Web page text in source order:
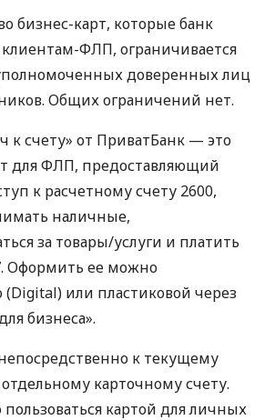
бизнес-карт, которые банк
ФЛП, ограничивается
доверенных лиц
Общих ограничений нет.
к счету» от ПриватБанк — это
для ФЛП, предоставляющий
к расчетному счету 2600,
наличные,
за товары/услуги и платить
Оформить ее можно
(Digital) или пластиковой через
бизнеса».
к текущему
карточному счету.
картой для личных